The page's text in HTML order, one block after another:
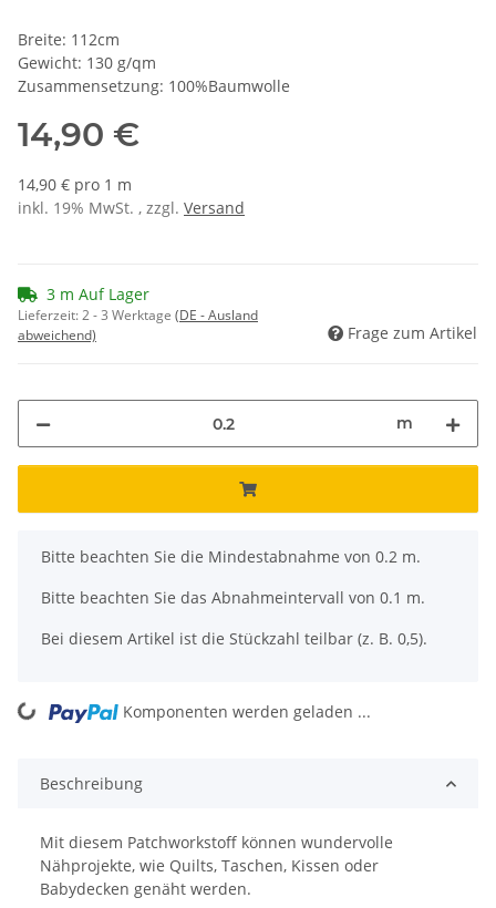
Breite: 112cm
Gewicht: 130 g/qm
Zusammensetzung: 100%Baumwolle
14,90 €
14,90 € pro 1 m
inkl. 19% MwSt. , zzgl. Versand
3 m Auf Lager
Lieferzeit:2 - 3 Werktage (DE - Ausland
abweichend)
Frage zum Artikel
m
x
Bitte beachten Sie die Mindestabnahme von 0.2 m.
Bitte beachten Sie das Abnahmeintervall von 0.1 m.
Bei diesem Artikel ist die Stückzahl teilbar (z. B. 0,5).
Komponenten werden geladen ...
Beschreibung
Mit diesem Patchworkstoff können wundervolle
Nähprojekte, wie Quilts, Taschen, Kissen oder
Babydecken genäht werden.